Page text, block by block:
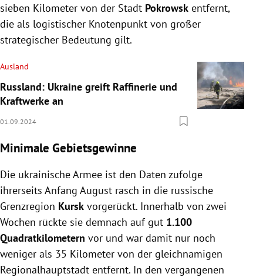
sieben Kilometer von der Stadt Pokrowsk entfernt,
die als logistischer Knotenpunkt von großer
strategischer Bedeutung gilt.
Ausland
Russland: Ukraine greift Raffinerie und
Kraftwerke an
01.09.2024
Minimale Gebietsgewinne
Die ukrainische Armee ist den Daten zufolge
ihrerseits Anfang August rasch in die russische
Grenzregion Kursk vorgerückt. Innerhalb von zwei
Wochen rückte sie demnach auf gut 1.100
Quadratkilometern vor und war damit nur noch
weniger als 35 Kilometer von der gleichnamigen
Regionalhauptstadt entfernt. In den vergangenen